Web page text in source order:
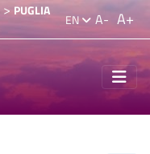
> PUGLIA
EN A- A+